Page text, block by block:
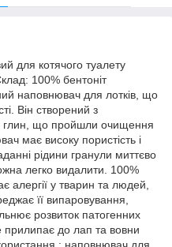
для котячого туалету
100% бентоніт
наповнювач для лотків, що
Він створений з
глин, що пройшли очищення
має високу пористість і
рідини гранули миттєво
легко видалити. 100%
алергії у тварин та людей,
її випаровування,
розвиток патогенних
прилипає до лап та вовни
: наповнювач для